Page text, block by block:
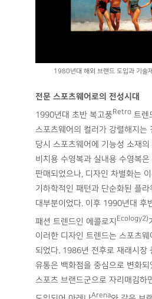
1980년대 해외 브랜드 도입과 기술
전문 스포츠웨어로의 전성시대
1990년대 초반 복고풍Retro 트렌
스포츠웨어의 컬러가 강렬해지는
당시 스포츠웨어에 기능성 소재
비치용 수영복과 실내용 수영복은
판매되었으나, 디자인 차별화는
기하학적인 패턴과 단순화된 플라
대부분이었다. 이후 1990년대 후
패션 트렌드인 에콜로지 Ecology2)
이러한 디자인 트렌드는 스포츠웨
되었다. 1986년 전후로 재래시장
유통은 백화점을 중심으로 변화
스포츠 브랜드군으로 자리매김하
Arena